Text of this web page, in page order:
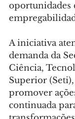
oportunidades
A iniciativa
demanda da
Ciência,
Superior
promover
continuada